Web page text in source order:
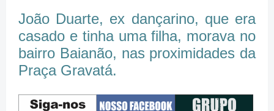
João Duarte, ex dançarino, que era
casado e tinha uma filha, morava no
bairro Baianão, nas proximidades da
Praça Gravatá.